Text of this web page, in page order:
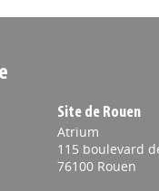
Site de Rouen
Atrium
115 boulevard
76100 Rouen